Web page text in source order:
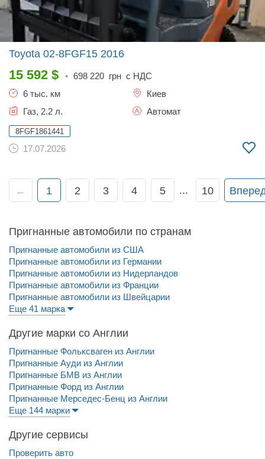
Toyota 02-8FGF15 2016
15 592 $ • 698 220 грн с НДС
6 тыс. км
Киев
Газ, 2.2 л.
Автомат
8FGF1861441
17.07.2026
← 1 2 3 4 5 ... 10
Пригнанные автомобили по странам
Пригнанные автомобили из США
Пригнанные автомобили из Германии
Пригнанные автомобили из Нидерландов
Пригнанные автомобили из Франции
Пригнанные автомобили из Швейцарии
Еще 41 марка
Другие марки со Англии
Пригнанные Фольксваген из Англии
Пригнанные Ауди из Англии
Пригнанные БМВ из Англии
Пригнанные Форд из Англии
Пригнанные Мерседес-Бенц из Англии
Еще 144 марки
Другие сервисы
Проверить авто